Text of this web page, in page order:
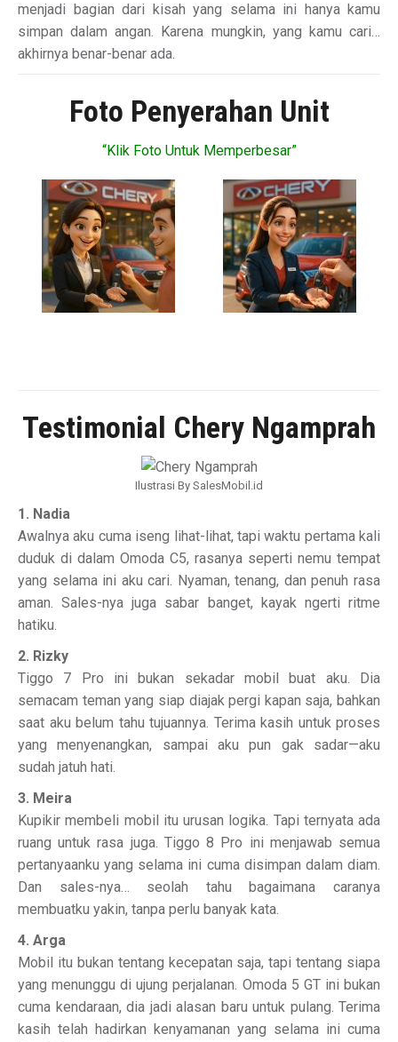
menjadi bagian dari kisah yang selama ini hanya kamu
simpan dalam angan. Karena mungkin, yang kamu cari…
akhirnya benar-benar ada.
Foto Penyerahan Unit
“Klik Foto Untuk Memperbesar”
Testimonial Chery Ngamprah
Ilustrasi By SalesMobil.id
1. Nadia
Awalnya aku cuma iseng lihat-lihat, tapi waktu pertama kali
duduk di dalam Omoda C5, rasanya seperti nemu tempat
yang selama ini aku cari. Nyaman, tenang, dan penuh rasa
aman. Sales-nya juga sabar banget, kayak ngerti ritme
hatiku.
2. Rizky
Tiggo 7 Pro ini bukan sekadar mobil buat aku. Dia
semacam teman yang siap diajak pergi kapan saja, bahkan
saat aku belum tahu tujuannya. Terima kasih untuk proses
yang menyenangkan, sampai aku pun gak sadar—aku
sudah jatuh hati.
3. Meira
Kupikir membeli mobil itu urusan logika. Tapi ternyata ada
ruang untuk rasa juga. Tiggo 8 Pro ini menjawab semua
pertanyaanku yang selama ini cuma disimpan dalam diam.
Dan sales-nya… seolah tahu bagaimana caranya
membuatku yakin, tanpa perlu banyak kata.
4. Arga
Mobil itu bukan tentang kecepatan saja, tapi tentang siapa
yang menunggu di ujung perjalanan. Omoda 5 GT ini bukan
cuma kendaraan, dia jadi alasan baru untuk pulang. Terima
kasih telah hadirkan kenyamanan yang selama ini cuma